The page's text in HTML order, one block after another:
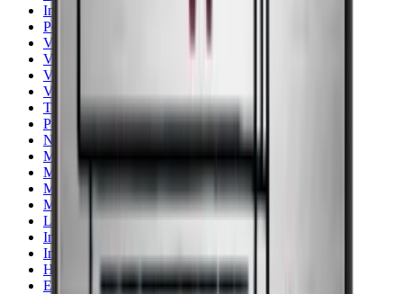
Imperial
Pevino
Vinotecas
Vinotecas silenciosas
Vinotecas encastrables
Vestfrost
Thermocold
Para habitaciones frías
Negro
Más de 131 botellas
Multitemperatura
Menos de 90 cm
Madera
Liebherr
Integrable
Independiente
Humidor de puros
EuroCave Professional